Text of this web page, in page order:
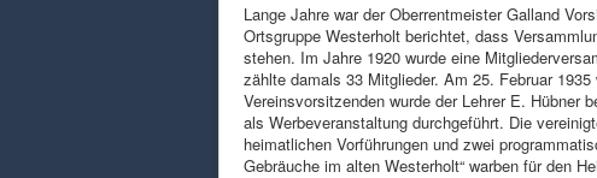
Lange Jahre war der Oberrentmeister Galland
Ortsgruppe Westerholt berichtet, dass
stehen. Im Jahre 1920 wurde eine
zählte damals 33 Mitglieder. Am 25. Februar
Vereinsvorsitzenden wurde der Lehrer E. Hübner
als Werbeveranstaltung durchgeführt. Die
heimatlichen Vorführungen und zwei
Gebräuche im alten Westerholt“ warben für den